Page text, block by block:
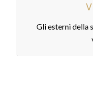
Gli esterni della